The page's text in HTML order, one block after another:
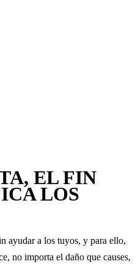
EL FIN
LOS
ayudar a los tuyos, y para ello,
no importa el daño que causes,